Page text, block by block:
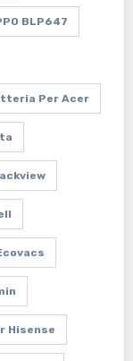
BLP647
Per Acer
Hisense